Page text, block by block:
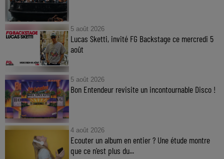
5 août 2026
Lucas Sketti, invité FG Backstage ce mercredi 5
août
5 août 2026
Bon Entendeur revisite un incontournable Disco !
4 août 2026
Ecouter un album en entier ? Une étude montre
que ce n’est plus du...